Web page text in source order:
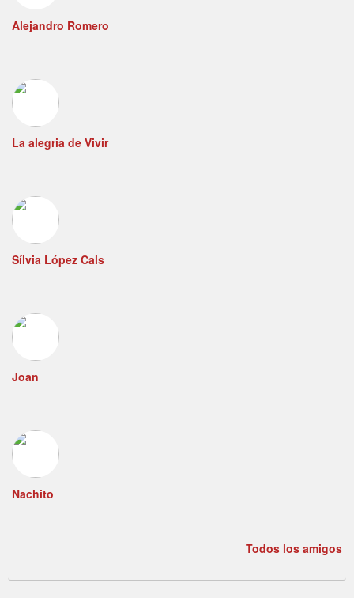
Alejandro Romero
La alegria de Vivir
Sílvia López Cals
Joan
Nachito
Todos los amigos